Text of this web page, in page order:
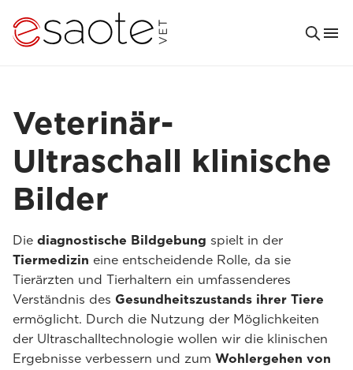
Veterinär-
Ultraschall klinische
Bilder
Die diagnostische Bildgebung spielt in der
Tiermedizin eine entscheidende Rolle, da sie
Tierärzten und Tierhaltern ein umfassenderes
Verständnis des Gesundheitszustands ihrer Tiere
ermöglicht. Durch die Nutzung der Möglichkeiten
der Ultraschalltechnologie wollen wir die klinischen
Ergebnisse verbessern und zum Wohlergehen von